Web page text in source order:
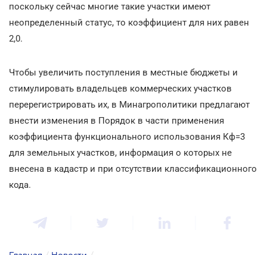
поскольку сейчас многие такие участки имеют
неопределенный статус, то коэффициент для них равен
2,0.
Чтобы увеличить поступления в местные бюджеты и
стимулировать владельцев коммерческих участков
перерегистрировать их, в Минагрополитики предлагают
внести изменения в Порядок в части применения
коэффициента функционального использования Кф=3
для земельных участков, информация о которых не
внесена в кадастр и при отсутствии классификационного
кода.